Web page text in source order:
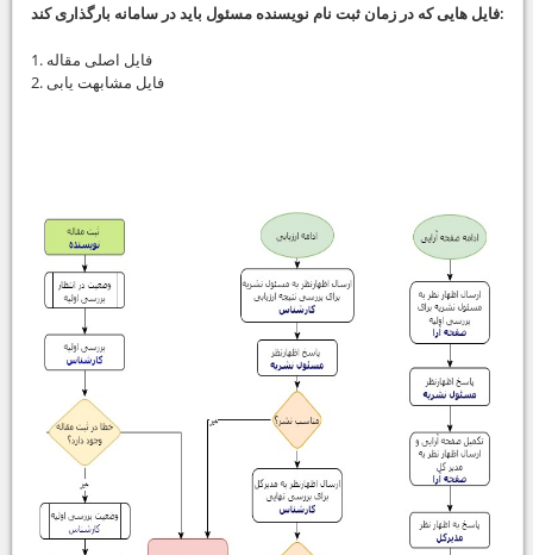
فایل هایی که در زمان ثبت نام نویسنده مسئول باید در سامانه بارگذاری کند:
2. فایل مشابهت یابی